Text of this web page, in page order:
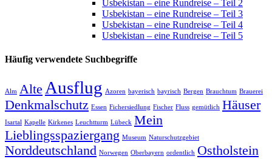
Usbekistan – eine Rundreise – Teil 2
Usbekistan – eine Rundreise – Teil 3
Usbekistan – eine Rundreise – Teil 4
Usbekistan – eine Rundreise – Teil 5
Häufig verwendete Suchbegriffe
Alm Alte Ausflug Azoren bayerisch bayrisch Bergen Brauchtum Brauerei
Denkmalschutz Essen Fichersiedlung Fischer Fluss gemütlich Häuser
Isartal Kapelle Kirkenes Leuchtturm Lübeck Mein
Lieblingsspaziergang Museum Naturschutzgebiet
Norddeutschland Norwegen Oberbayern ordentlich Ostholstein